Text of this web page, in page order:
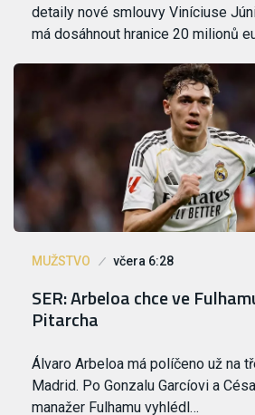
detaily nové smlouvy Viníciuse
má dosáhnout hranice 20 milionů
MUŽSTVO včera 6:28
SER: Arbeloa chce ve
Pitarcha
Álvaro Arbeloa má políčeno už na
Madrid. Po Gonzalu Garcíovi a
manažer Fulhamu vyhlédl…